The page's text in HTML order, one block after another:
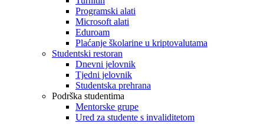
Programski alati
Microsoft alati
Eduroam
Plaćanje školarine u kriptovalutama
Studentski restoran
Dnevni jelovnik
Tjedni jelovnik
Studentska prehrana
Podrška studentima
Mentorske grupe
Ured za studente s invaliditetom